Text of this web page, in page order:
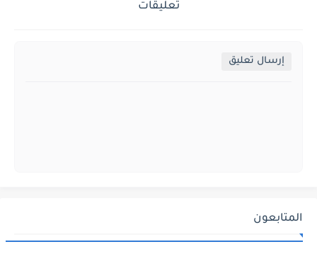
تعليقات
إرسال تعليق
المتابعون